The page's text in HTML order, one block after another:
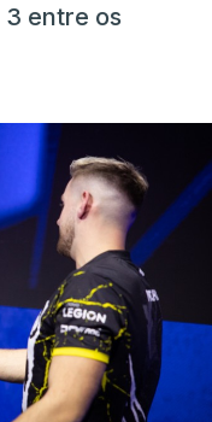
3 entre os